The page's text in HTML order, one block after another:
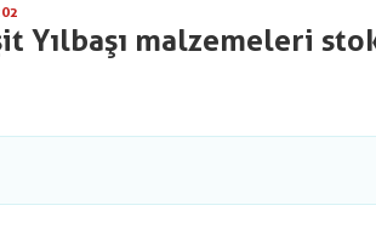
Yılbaşı malzemeleri